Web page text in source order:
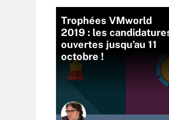
Trophées VMworld
2019 : les
ouvertes jusqu’au 11
octobre !